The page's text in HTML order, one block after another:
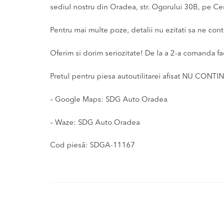
sediul nostru din Oradea, str. Ogorului 30B, pe
Pentru mai multe poze, detalii nu ezitati sa ne
Oferim si dorim seriozitate! De la a 2-a comanda
Pretul pentru piesa autoutilitarei afisat NU
– Google Maps: SDG Auto Oradea
– Waze: SDG Auto Oradea
Cod piesă: SDGA-11167